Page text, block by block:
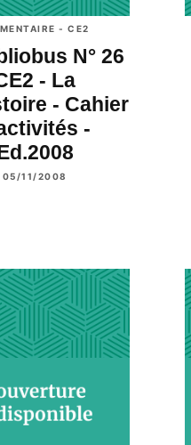
- CE2
N° 26
- La
- Cahier
-
05/11/2008